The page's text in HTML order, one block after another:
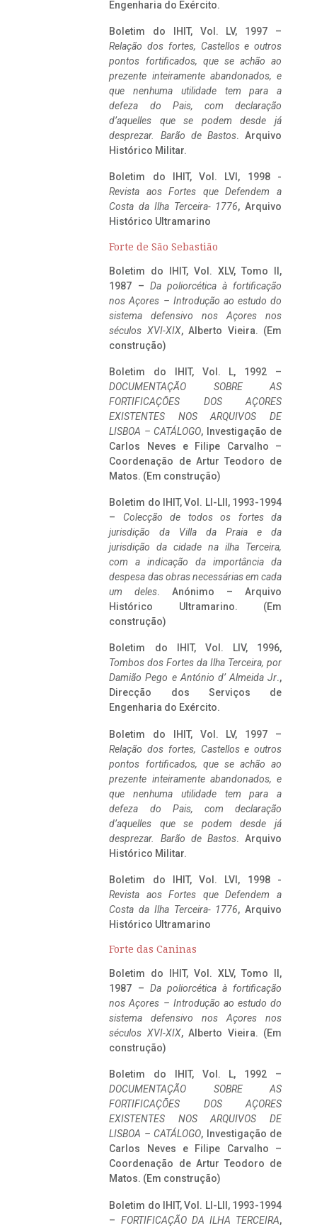
Engenharia do Exército.
Boletim do IHIT, Vol. LV, 1997 –
Relação dos fortes, Castellos e outros
pontos fortificados, que se achão ao
prezente inteiramente abandonados, e
que nenhuma utilidade tem para a
defeza do Pais, com declaração
d’aquelles que se podem desde já
desprezar. Barão de Bastos. Arquivo
Histórico Militar.
Boletim do IHIT, Vol. LVI, 1998 -
Revista aos Fortes que Defendem a
Costa da Ilha Terceira- 1776, Arquivo
Histórico Ultramarino
Forte de São Sebastião
Boletim do IHIT, Vol. XLV, Tomo II,
1987 – Da poliorcética à fortificação
nos Açores – Introdução ao estudo do
sistema defensivo nos Açores nos
séculos XVI-XIX, Alberto Vieira. (Em
construção)
Boletim do IHIT, Vol. L, 1992 –
DOCUMENTAÇÃO SOBRE AS
FORTIFICAÇÕES DOS AÇORES
EXISTENTES NOS ARQUIVOS DE
LISBOA – CATÁLOGO, Investigação de
Carlos Neves e Filipe Carvalho –
Coordenação de Artur Teodoro de
Matos. (Em construção)
Boletim do IHIT, Vol. LI-LII, 1993-1994
– Colecção de todos os fortes da
jurisdição da Villa da Praia e da
jurisdição da cidade na ilha Terceira,
com a indicação da importância da
despesa das obras necessárias em cada
um deles. Anónimo – Arquivo
Histórico Ultramarino. (Em
construção)
Boletim do IHIT, Vol. LIV, 1996,
Tombos dos Fortes da Ilha Terceira, por
Damião Pego e António d’ Almeida Jr.,
Direcção dos Serviços de
Engenharia do Exército.
Boletim do IHIT, Vol. LV, 1997 –
Relação dos fortes, Castellos e outros
pontos fortificados, que se achão ao
prezente inteiramente abandonados, e
que nenhuma utilidade tem para a
defeza do Pais, com declaração
d’aquelles que se podem desde já
desprezar. Barão de Bastos. Arquivo
Histórico Militar.
Boletim do IHIT, Vol. LVI, 1998 -
Revista aos Fortes que Defendem a
Costa da Ilha Terceira- 1776, Arquivo
Histórico Ultramarino
Forte das Caninas
Boletim do IHIT, Vol. XLV, Tomo II,
1987 – Da poliorcética à fortificação
nos Açores – Introdução ao estudo do
sistema defensivo nos Açores nos
séculos XVI-XIX, Alberto Vieira. (Em
construção)
Boletim do IHIT, Vol. L, 1992 –
DOCUMENTAÇÃO SOBRE AS
FORTIFICAÇÕES DOS AÇORES
EXISTENTES NOS ARQUIVOS DE
LISBOA – CATÁLOGO, Investigação de
Carlos Neves e Filipe Carvalho –
Coordenação de Artur Teodoro de
Matos. (Em construção)
Boletim do IHIT, Vol. LI-LII, 1993-1994
– FORTIFICAÇÃO DA ILHA TERCEIRA,